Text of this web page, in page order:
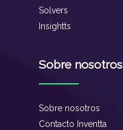
Solvers
Insightts
Sobre nosotros
Sobre nosotros
Contacto Inventta